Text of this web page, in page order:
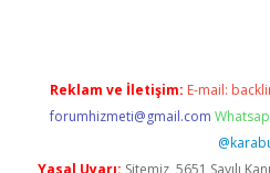
Reklam ve İletişim: E-mail:
forumhizmeti@gmail.com
Yasal Uyarı: Sitemiz, 5651 Sayılı